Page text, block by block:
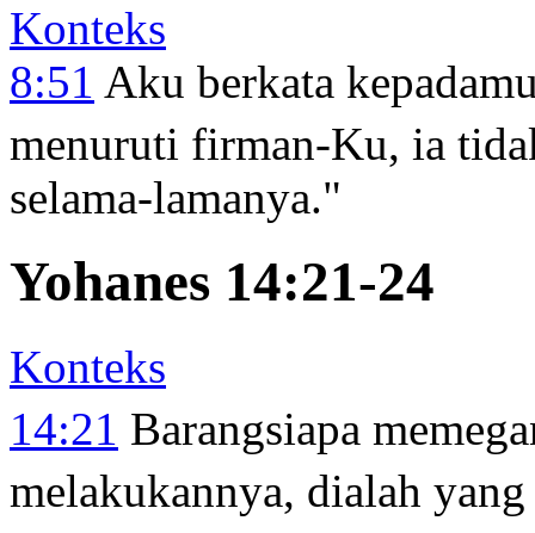
Konteks
8:51 Aku berkata
menuruti firman-Ku, ia
selama-lamanya."
Yohanes 14:21-24
Konteks
14:21 Barangsiapa
melakukannya, dialah